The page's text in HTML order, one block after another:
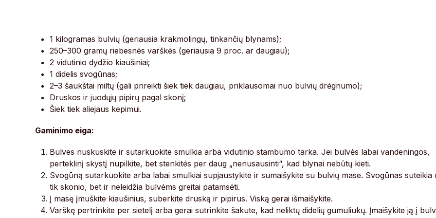
1 kilogramas bulvių (geriausia krakmolingų, tinkančių blynams);
250–300 gramų riebesnės varškės (geriausia 9 proc. ar daugiau);
2 vidutinio dydžio kiaušiniai;
1 didelis svogūnas;
2–3 šaukštai miltų (gali prireikti šiek tiek daugiau, priklausomai nuo bulvių drėgnumo);
Druskos ir juodųjų pipirų pagal skonį;
Šiek tiek aliejaus kepimui.
Gaminimo eiga:
Bulves nuskuskite ir sutarkuokite smulkia arba vidutinio stambumo tarka. Jei bulvės labai vandeningos,
perteklinį skystį nupilkite, bet stenkitės per daug „nenusausinti“, kad blynai nebūtų kieti.
Svogūną sutarkuokite arba labai smulkiai supjaustykite ir sumaišykite su bulvių mase. Svogūnas suteikia
tik skonio, bet ir neleidžia bulvėms greitai patamsėti.
Į masę įmuškite kiaušinius, suberkite druską ir pipirus. Viską gerai išmaišykite.
Varškę pertrinkite per sietelį arba gerai sutrinkite šakute, kad neliktų didelių gumuliukų. Įmaišykite ją į